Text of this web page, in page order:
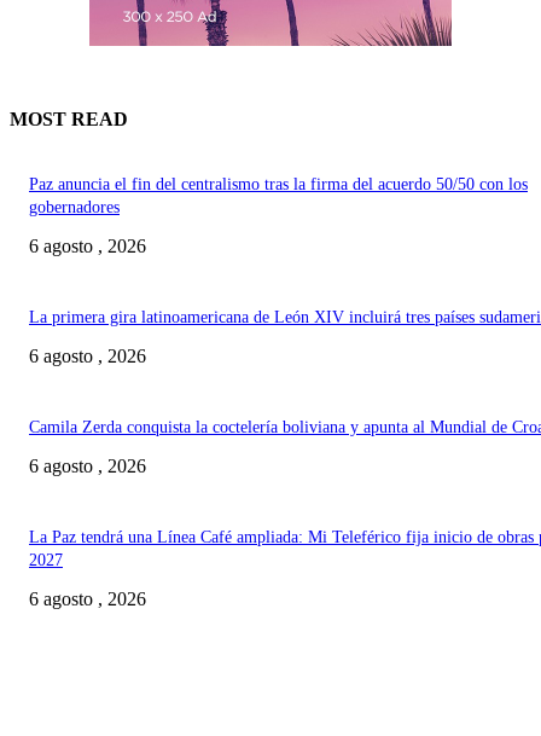
MOST READ
Paz anuncia el fin del centralismo tras la firma del acuerdo 50/50 con los
gobernadores
6 agosto , 2026
La primera gira latinoamericana de León XIV incluirá tres países
6 agosto , 2026
Camila Zerda conquista la coctelería boliviana y apunta al Mundial de
6 agosto , 2026
La Paz tendrá una Línea Café ampliada: Mi Teleférico fija inicio de obras
2027
6 agosto , 2026